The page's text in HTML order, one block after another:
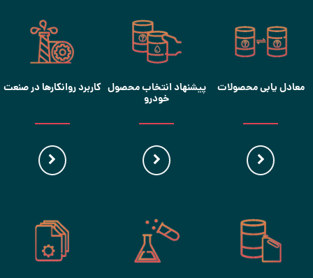
معادل یابی محصولات پیشنهاد انتخاب محصول
خودرو
کاربرد روانکارها در صنعت